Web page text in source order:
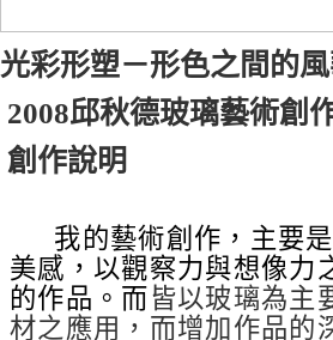
光彩形塑－形色之間的
2008邱秋德玻璃藝術創
創作說明
我的藝術創作，主要
美感，以觀察力與想像力
的作品。而皆以玻璃為主
材之應用，而增加作品的